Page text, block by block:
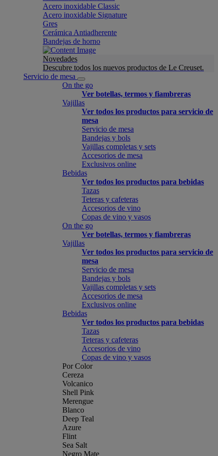
Acero inoxidable Classic
Acero inoxidable Signature
Gres
Cerámica Antiadherente
Bandejas de horno
Novedades
Descubre todos los nuevos productos de Le Creuset.
Servicio de mesa
On the go
Ver botellas, termos y fiambreras
Vajillas
Ver todos los productos para servicio de
mesa
Servicio de mesa
Bandejas y bols
Vajillas completas y sets
Accesorios de mesa
Exclusivos online
Bebidas
Ver todos los productos para bebidas
Tazas
Teteras y cafeteras
Accesorios de vino
Copas de vino y vasos
On the go
Ver botellas, termos y fiambreras
Vajillas
Ver todos los productos para servicio de
mesa
Servicio de mesa
Bandejas y bols
Vajillas completas y sets
Accesorios de mesa
Exclusivos online
Bebidas
Ver todos los productos para bebidas
Tazas
Teteras y cafeteras
Accesorios de vino
Copas de vino y vasos
Por Color
Cereza
Volcanico
Shell Pink
Merengue
Blanco
Deep Teal
Azure
Flint
Sea Salt
Negro Mate